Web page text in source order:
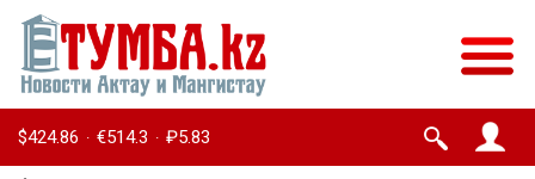
$424.86 · €514.3 · ₽5.83